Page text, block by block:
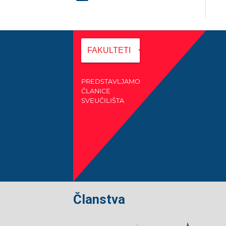
FAKULTETI arrow_drop_down
PREDSTAVLJAMO
ČLANICE
SVEUČILIŠTA
Članstva